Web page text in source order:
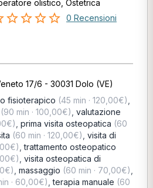
olistico, Ostetrica
0 Recensioni
17/6 - 30031 Dolo (VE)
fisioterapico (45 min · 120,00€)
(90 min · 100,00€) valutazione
prima visita osteopatica (60
(60 min · 120,00€) visita di
,trattamento osteopatico
visita osteopatica di
massaggio (60 min · 70,00€)
· 60,00€) ,terapia manuale (60